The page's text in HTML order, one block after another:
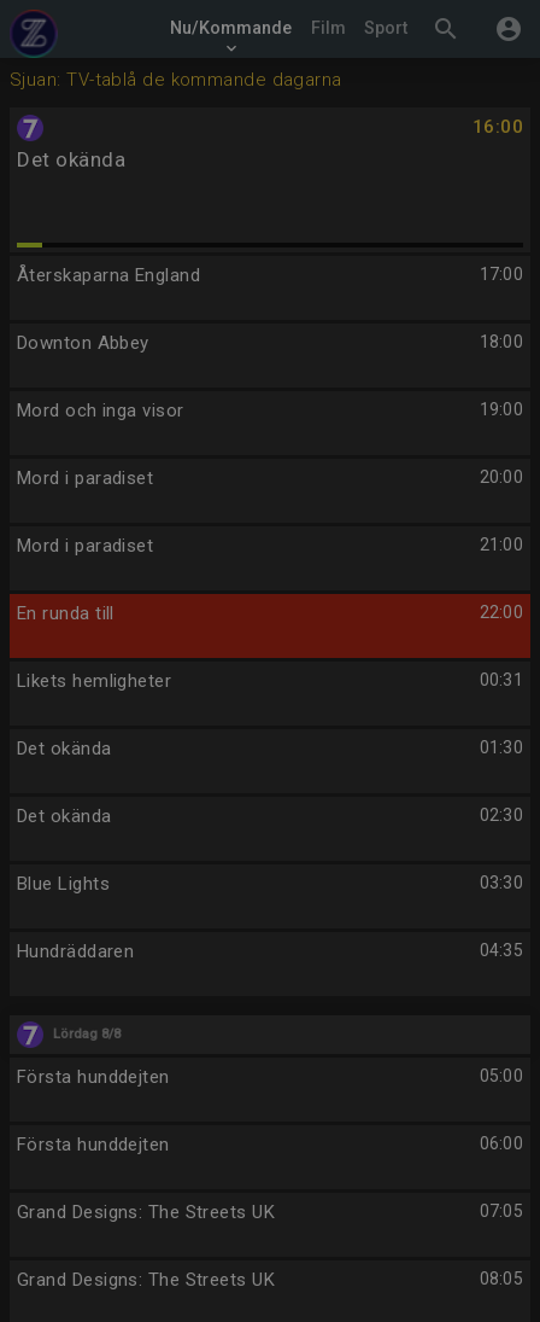
search account_circle
Nu/Kommande
keyboard_arrow_down
Film Sport
Sjuan: TV-tablå de kommande dagarna
16:00
Det okända
17:00
Återskaparna England
18:00
Downton Abbey
19:00
Mord och inga visor
20:00
Mord i paradiset
21:00
Mord i paradiset
22:00
En runda till
00:31
Likets hemligheter
01:30
Det okända
02:30
Det okända
03:30
Blue Lights
04:35
Hundräddaren
Lördag 8/8
05:00
Första hunddejten
06:00
Första hunddejten
07:05
Grand Designs: The Streets UK
08:05
Grand Designs: The Streets UK